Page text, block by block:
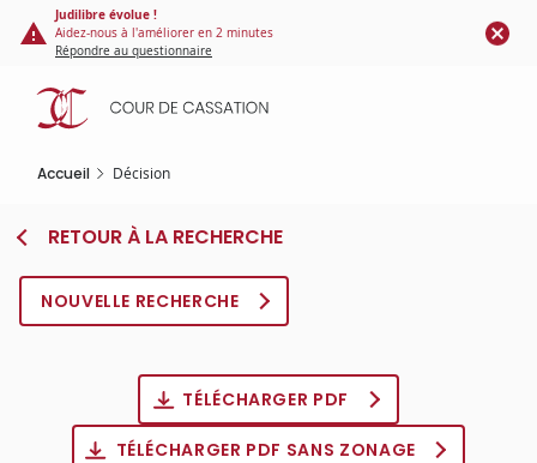
Panneau de gestion des cookies
contenu
principal
Judilibre évolue !
Aidez-nous à l'améliorer en 2 minutes
Répondre au questionnaire
Accueil Décision
RETOUR À LA RECHERCHE
NOUVELLE RECHERCHE
TÉLÉCHARGER PDF
TÉLÉCHARGER PDF SANS ZONAGE